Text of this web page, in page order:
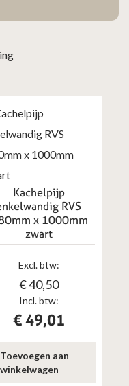
Kachelpijp
RVS
x 1000mm
zwart
Incl. btw:
€49,01
Excl. btw:
€40,50
Toevoegen aan
winkelwagen